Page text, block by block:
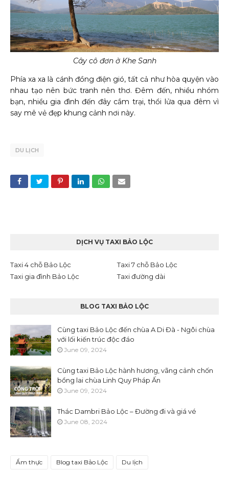
Cây cô đơn ở Khe Sanh
Phía xa xa là cánh đồng điện gió, tất cả như hòa quyện vào
nhau tạo nên bức tranh nên thơ. Đêm đến, nhiều nhóm
bạn, nhiều gia đình đến đây cắm trại, thổi lửa qua đêm vì
say mê vẻ đẹp khung cảnh nơi này.
DU LỊCH
DỊCH VỤ TAXI BẢO LỘC
Taxi 4 chỗ Bảo Lộc
Taxi 7 chỗ Bảo Lộc
Taxi gia đình Bảo Lộc
Taxi đường dài
BLOG TAXI BẢO LỘC
Cùng taxi Bảo Lộc đến chùa A Di Đà - Ngôi chùa
với lối kiến trúc độc đáo
June 09, 2024
Cùng taxi Bảo Lộc hành hương, vãng cảnh chốn
bồng lai chùa Linh Quy Pháp Ấn
June 09, 2024
Thác Dambri Bảo Lộc – Đường đi và giá vé
June 08, 2024
Ẩm thực Blog taxi Bảo Lộc Du lịch